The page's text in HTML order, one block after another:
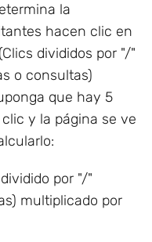
la
hacen clic en
divididos por "/"
o consultas)
que hay 5
y la página se ve
por "/"
multiplicado por